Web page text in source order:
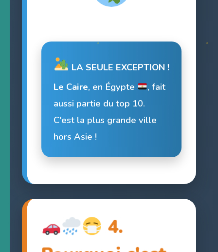
LA SEULE EXCEPTION !
Le Caire, en Égypte
, fait
aussi partie du top 10.
C'est la plus grande ville
hors Asie !
4.
Pourquoi c'est
difficile de
vivre dans une